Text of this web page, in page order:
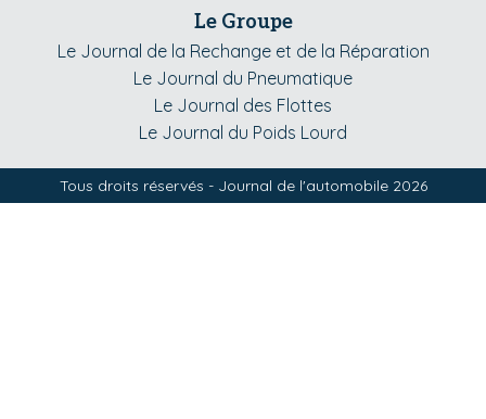
Le Groupe
Le Journal de la Rechange et de la Réparation
Le Journal du Pneumatique
Le Journal des Flottes
Le Journal du Poids Lourd
Tous droits réservés - Journal de l'automobile 2026